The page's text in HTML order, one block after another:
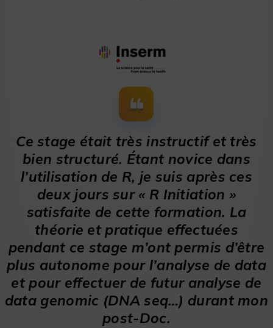
Ce stage était très instructif et très
bien structuré. Étant novice dans
l’utilisation de R, je suis après ces
deux jours sur « R Initiation »
satisfaite de cette formation. La
théorie et pratique effectuées
pendant ce stage m’ont permis d’être
plus autonome pour l’analyse de data
et pour effectuer de futur analyse de
data genomic (DNA seq…) durant mon
post-Doc.